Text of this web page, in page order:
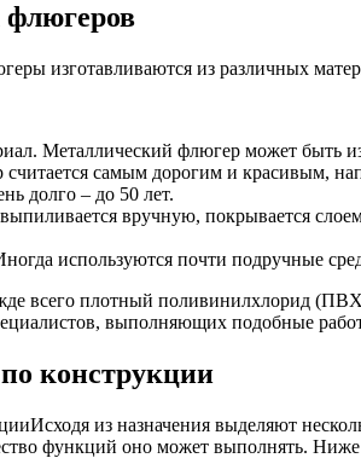
флюгеров
изготавливаются из различных
Металлический флюгер может быть
самым дорогим и красивым,
долго – до 50 лет.
вручную, покрывается
используются почти подручные
всего плотный поливинилхлорид
выполняющих подобные
конструкции
Исходя из назначения выделяют
функций оно может выполнять.